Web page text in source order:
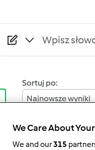
Sortuj po:
Najnowsze wyniki
We Care About
We and our315